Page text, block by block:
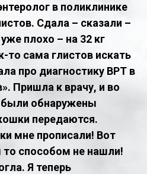
в поликлинике
Сдала – сказали –
плохо – на 32 кг
то сама глистов искать
про диагностику ВРТ в
Пришла к врачу, и во
были обнаружены
передаются.
мне прописали! Вот
способом не нашли!
Я теперь